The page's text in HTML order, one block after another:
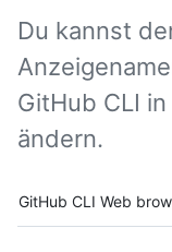
Du kannst
GitHub CLI
ändern.
Tool
GitHub CLI Web